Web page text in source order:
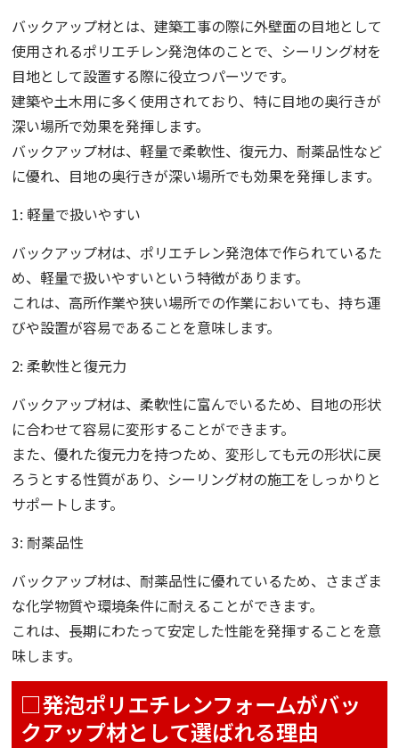
バックアップ材とは、建築工事の際に外壁面の目地として
使用されるポリエチレン発泡体のことで、シーリング材を
目地として設置する際に役立つパーツです。
建築や土木用に多く使用されており、特に目地の奥行きが
深い場所で効果を発揮します。
バックアップ材は、軽量で柔軟性、復元力、耐薬品性など
に優れ、目地の奥行きが深い場所でも効果を発揮します。
1: 軽量で扱いやすい
バックアップ材は、ポリエチレン発泡体で作られているた
め、軽量で扱いやすいという特徴があります。
これは、高所作業や狭い場所での作業においても、持ち運
びや設置が容易であることを意味します。
2: 柔軟性と復元力
バックアップ材は、柔軟性に富んでいるため、目地の形状
に合わせて容易に変形することができます。
また、優れた復元力を持つため、変形しても元の形状に戻
ろうとする性質があり、シーリング材の施工をしっかりと
サポートします。
3: 耐薬品性
バックアップ材は、耐薬品性に優れているため、さまざま
な化学物質や環境条件に耐えることができます。
これは、長期にわたって安定した性能を発揮することを意
味します。
□発泡ポリエチレンフォームがバッ
クアップ材として選ばれる理由